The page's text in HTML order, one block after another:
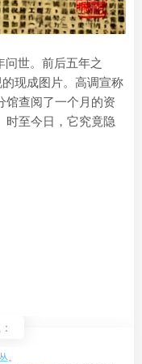
问世。前后五年之
现成图片。高调宣称
馆查阅了一个月的资
时至今日，它究竟隐
。